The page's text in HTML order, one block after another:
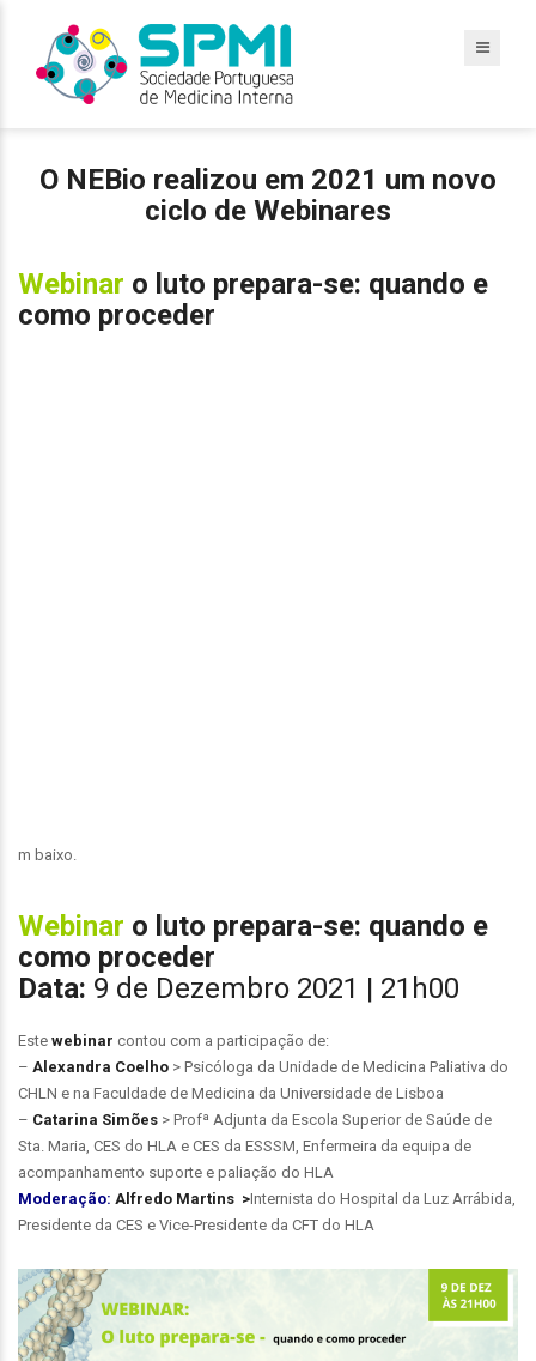
O NEBio realizou em 2021 um novo
ciclo de Webinares
Webinar o luto prepara-se: quando e
como proceder
m baixo.
Webinar o luto prepara-se: quando e
como proceder
Data: 9 de Dezembro 2021 | 21h00
Este webinar contou com a participação de:
– Alexandra Coelho > Psicóloga da Unidade de Medicina Paliativa do
CHLN e na Faculdade de Medicina da Universidade de Lisboa
– Catarina Simões > Profª Adjunta da Escola Superior de Saúde de
Sta. Maria, CES do HLA e CES da ESSSM, Enfermeira da equipa de
acompanhamento suporte e paliação do HLA
Moderação: Alfredo Martins >Internista do Hospital da Luz Arrábida,
Presidente da CES e Vice-Presidente da CFT do HLA